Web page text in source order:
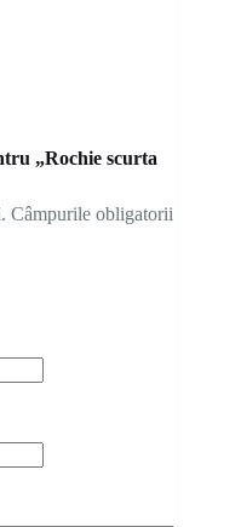
„Rochie scurta
Câmpurile obligatorii